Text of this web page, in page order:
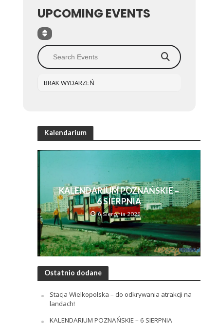
UPCOMING EVENTS
BRAK WYDARZEŃ
Kalendarium
KALENDARIUM POZNAŃSKIE –
6 SIERPNIA
6 Sierpnia 2026
Ostatnio dodane
Stacja Wielkopolska – do odkrywania atrakcji na
landach!
KALENDARIUM POZNAŃSKIE – 6 SIERPNIA